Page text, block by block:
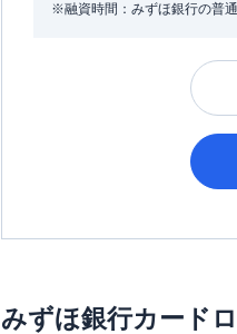
※融資時間：みずほ銀行の普
みずほ銀行カード